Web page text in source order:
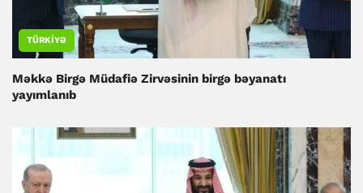
TÜRKIYƏ
Məkkə Birgə Müdafiə Zirvəsinin birgə bəyanatı
yayımlanıb